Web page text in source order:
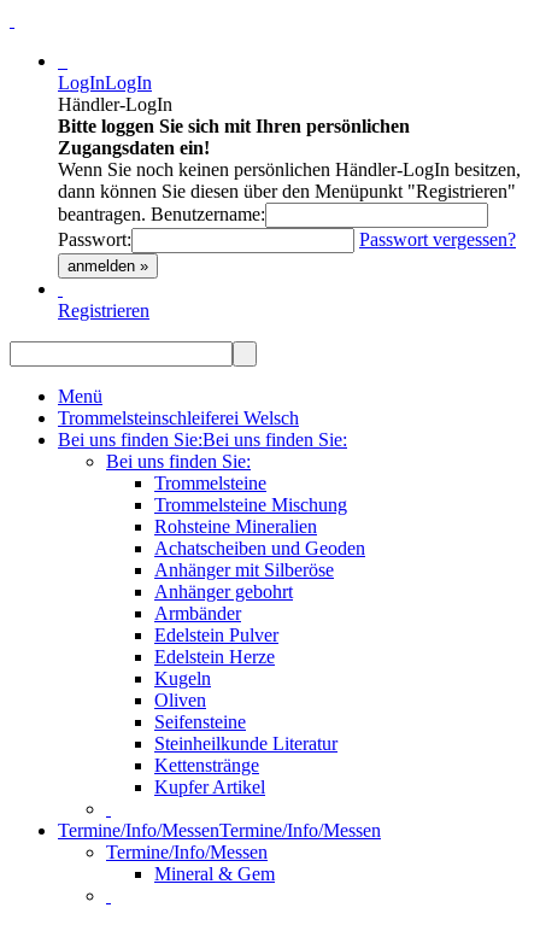
LogInLogIn
Händler-LogIn
Bitte loggen Sie sich mit Ihren persönlichen
Zugangsdaten ein!
Wenn Sie noch keinen persönlichen Händler-LogIn besitzen,
dann können Sie diesen über den Menüpunkt "Registrieren"
beantragen. Benutzername:
Passwort:
Passwort vergessen?
anmelden »
Registrieren
Menü
Trommelsteinschleiferei Welsch
Bei uns finden Sie:Bei uns finden Sie:
Bei uns finden Sie:
Trommelsteine
Trommelsteine Mischung
Rohsteine Mineralien
Achatscheiben und Geoden
Anhänger mit Silberöse
Anhänger gebohrt
Armbänder
Edelstein Pulver
Edelstein Herze
Kugeln
Oliven
Seifensteine
Steinheilkunde Literatur
Kettenstränge
Kupfer Artikel
Termine/Info/MessenTermine/Info/Messen
Termine/Info/Messen
Mineral & Gem